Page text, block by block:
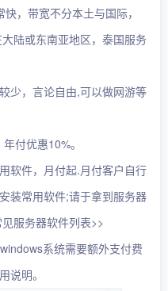
，带宽不分本土与国际，
陆或东南亚地区，泰国服务
，言论自由,可以做网游等
付优惠10%。
件，月付起.月付客户自行
装常用软件;请于拿到服务器
服务器软件列表>>
系统需要额外支付费
说明。